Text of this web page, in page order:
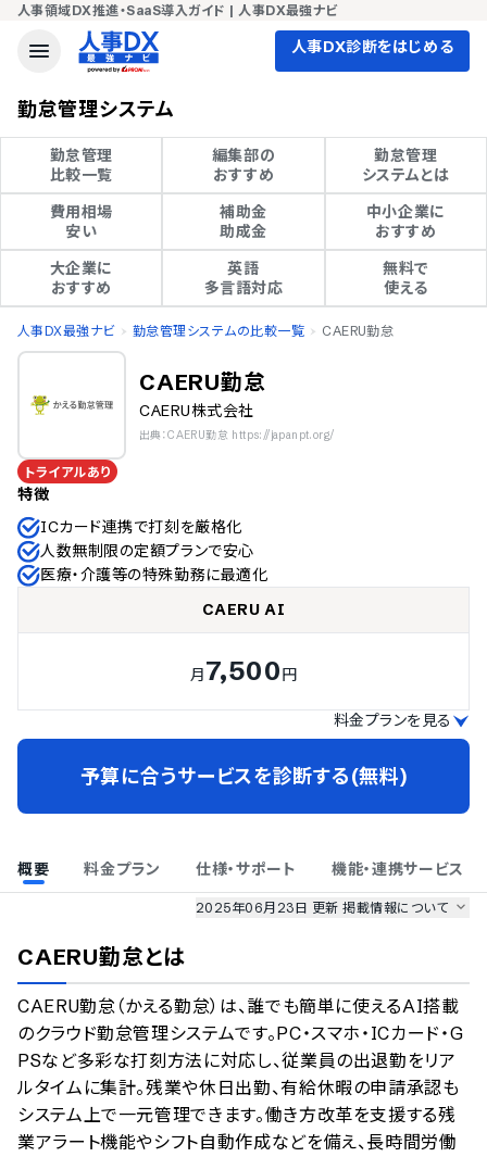
人事領域DX推進・SaaS導入ガイド | 人事DX最強ナビ
人事DX診断をはじめる
勤怠管理システム
勤怠管理
比較一覧
編集部の
おすすめ
勤怠管理
システムとは
費用相場
安い
補助金
助成金
中小企業に
おすすめ
大企業に
おすすめ
英語
多言語対応
無料で
使える
人事DX最強ナビ 勤怠管理システムの比較一覧 CAERU勤怠
CAERU勤怠
CAERU株式会社
出典：CAERU勤怠 https://japanpt.org/
トライアルあり
特徴
ICカード連携で打刻を厳格化
人数無制限の定額プランで安心
医療・介護等の特殊勤務に最適化
CAERU AI
月7,500円
料金プランを見る
予算に合うサービスを診断する(無料)
概要 料金プラン 仕様・サポート 機能・連携サービス
2025年06月23日 更新掲載情報について
のサービスデータを参照しています。
情報更新者：人事DX最強ナビ編集部 情報取得元 掲載修正依頼
CAERU勤怠とは
CAERU勤怠（かえる勤怠）は、誰でも簡単に使えるAI搭載
のクラウド勤怠管理システムです。PC・スマホ・ICカード・G
PSなど多彩な打刻方法に対応し、従業員の出退勤をリア
ルタイムに集計。残業や休日出勤、有給休暇の申請承認も
システム上で一元管理できます。働き方改革を支援する残
業アラート機能やシフト自動作成などを備え、長時間労働